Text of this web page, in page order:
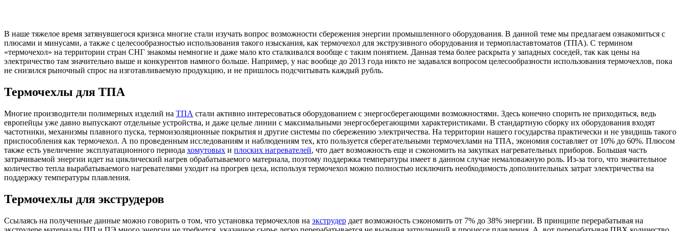
В наше тяжелое время затянувшегося кризиса многие стали изучать вопрос возможности сбережения энергии промышленного оборудования. В данной теме мы предлагаем ознакомиться с
плюсами и минусами, а также с целесообразностью использования такого изыскания, как термочехол для экструзивного оборудования и термопластавтоматов (ТПА). С термином
«термочехол» на территории стран СНГ знакомы немногие и даже мало кто сталкивался вообще с таким понятием. Данная тема более раскрыта у западных соседей, так как цены на
электричество там значительно выше и конкурентов намного больше. Например, у нас вообще до 2013 года никто не задавался вопросом целесообразности использования термочехлов, пока
не снизился рыночный спрос на изготавливаемую продукцию, и не пришлось подсчитывать каждый рубль.
Термочехлы для ТПА
Многие производители полимерных изделий на ТПА стали активно интересоваться оборудованием с энергосберегающими возможностями. Здесь конечно спорить не приходиться, ведь
европейцы уже давно выпускают отдельные устройства, и даже целые линии с максимальными энергосберегающими характеристиками. В стандартную сборку их оборудования входят
частотники, механизмы плавного пуска, термоизоляционные покрытия и другие системы по сбережению электричества. На территории нашего государства практически и не увидишь такого
приспособления как термочехол. А по проведенным исследованиям и наблюдениям тех, кто пользуется сберегательными термочехлами на ТПА, экономия составляет от 10% до 60%. Плюсом
также есть увеличение эксплуатационного периода хомутовых и плоских нагревателей, что дает возможность еще и сэкономить на закупках нагревательных приборов. Большая часть
затрачиваемой энергии идет на циклический нагрев обрабатываемого материала, поэтому поддержка температуры имеет в данном случае немаловажную роль. Из-за того, что значительное
количество тепла вырабатываемого нагревателями уходит на прогрев цеха, используя термочехол можно полностью исключить необходимость дополнительных затрат электричества на
поддержку температуры плавления.
Термочехлы для экструдеров
Ссылаясь на полученные данные можно говорить о том, что установка термочехлов на экструдер дает возможность сэкономить от 7% до 38% энергии. В принципе перерабатывая на